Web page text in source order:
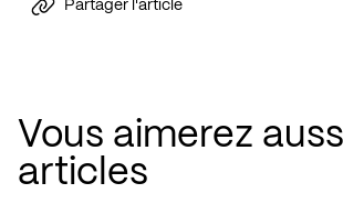
Partager l'article
Vous aimerez
articles